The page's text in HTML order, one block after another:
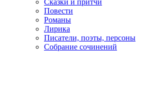
Сказки и притчи
Повести
Романы
Лирика
Писатели, поэты, персоны
Собрание сочинений